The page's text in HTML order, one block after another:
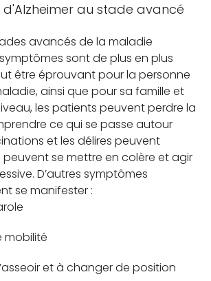
d'Alzheimer au stade avancé
avancés de la maladie
symptômes sont de plus en plus
être éprouvant pour la personne
ainsi que pour sa famille et
les patients peuvent perdre la
ce qui se passe autour
et les délires peuvent
peuvent se mettre en colère et agir
D’autres symptômes
se manifester :
mobilité
et à changer de position